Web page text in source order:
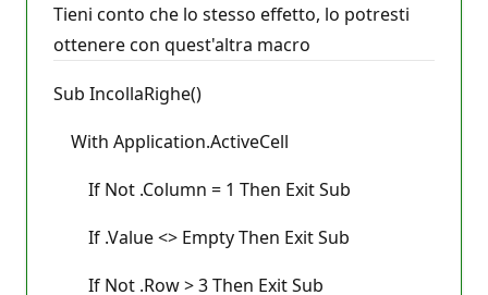
Tieni conto che lo stesso effetto, lo potresti
ottenere con quest'altra macro
Sub IncollaRighe()
With Application.ActiveCell
If Not .Column = 1 Then Exit Sub
If .Value <> Empty Then Exit Sub
If Not .Row > 3 Then Exit Sub